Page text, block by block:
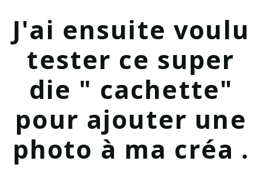
J'ai ensuite voulu
tester ce super
die " cachette"
pour ajouter une
photo à ma créa .